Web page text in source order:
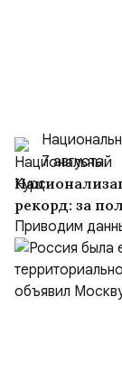
7 августа
рекорд: за
$10,16 млрд
Приводим